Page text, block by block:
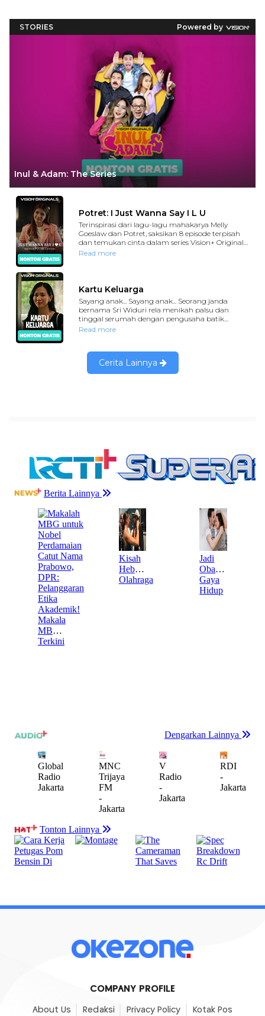
COMPANY PROFILE
About Us Redaksi Privacy Policy Kotak Pos